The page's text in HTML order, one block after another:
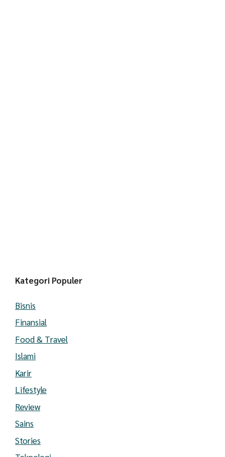
Kategori Populer
Bisnis
Finansial
Food & Travel
Islami
Karir
Lifestyle
Review
Sains
Stories